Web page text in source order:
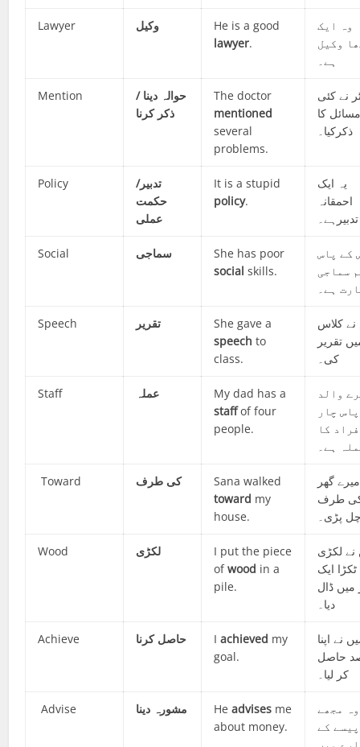
Lawyer وکیل
He is a good
lawyer.
وہ ایک
وکیل
ہے۔
Mention
حوالہ دینا /
ذکر کرنا
The doctor
mentioned
several
problems.
نے کئی
کا
ذکرکیا۔
Policy
تدبیر/
حکمت
عملی
It is a stupid
policy.
یہ ایک
احمقانہ
تدبیرہے۔
Social سماجی
She has poor
social skills.
کے پاس
سماجی
ہے۔
Speech تقریر
She gave a
speech to
class.
کلاس
تقریر
کی۔
Staff عملہ
My dad has a
staffof four
people.
والد
چار
کا
ہے۔
Toward کی طرف
Sana walked
toward my
house.
گھر
طرف
پڑی۔
Wood لکڑی
I put the piece
ofwood in a
pile.
نے لکڑی
ٹکڑا ایک
میں ڈال
دیا۔
Achieve حاصل کرنا Iachieved my
goal.
نے اپنا
حاصل
کر لیا۔
Advise مشورہ دینا Headvises me
about money.
وہ مجھے
پیسے کے